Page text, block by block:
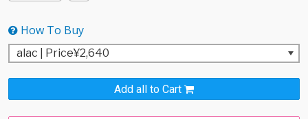
How To Buy
Add all to Cart